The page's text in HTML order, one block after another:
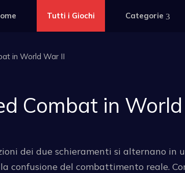
Tutti i Giochi Categorie
in World War II
Combat in
dei due schieramenti si alternano in
confusione del combattimento reale.